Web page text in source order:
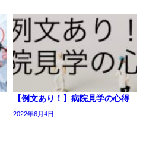
【例文あり！】病院見学の心得
2022年6月4日